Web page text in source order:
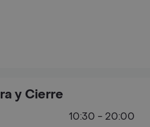
y Cierre
10:30 - 20:00